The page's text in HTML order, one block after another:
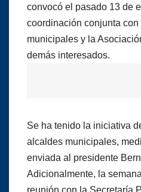
convocó el pasado 13 de
coordinación conjunta
municipales y la
demás interesados.
Se ha tenido la iniciativa
alcaldes municipales,
enviada al presidente
Adicionalmente, la
reunión con la Secretaría